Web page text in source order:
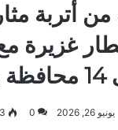
من أتربة
غزيرة
يونيو 26, 2026 0
3